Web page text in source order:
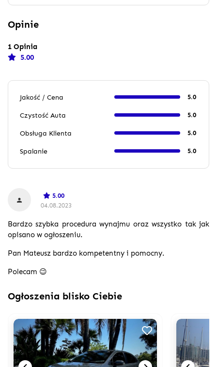
Opinie
1 Opinia
5.00
Jakość / Cena 5.0
Czystość Auta 5.0
Obsługa Klienta 5.0
Spalanie 5.0
5.00
04.08.2023
Bardzo szybka procedura wynajmu oraz wszystko tak jak
opisano w ogłoszeniu.
Pan Mateusz bardzo kompetentny i pomocny.
Polecam 😉
Ogłoszenia blisko Ciebie